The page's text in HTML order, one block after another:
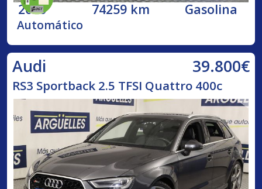
2020 74259 km Gasolina
Automático
Audi 39.800€
RS3 Sportback 2.5 TFSI Quattro 400c